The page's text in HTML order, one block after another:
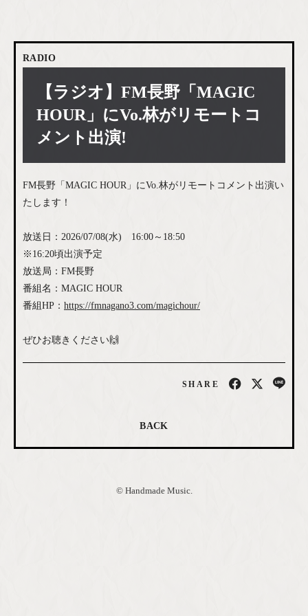
RADIO
【ラジオ】FM長野「MAGIC
HOUR」にVo.林がリモートコ
メント出演!
FM長野「MAGIC HOUR」にVo.林がリモートコメント出演い
たします！
放送日：2026/07/08(水) 16:00～18:50
※16:20頃出演予定
放送局：FM長野
番組名：MAGIC HOUR
番組HP： https://fmnagano3.com/magichour/
ぜひお聴きください🙌
SHARE
BACK
© Handmade Music.